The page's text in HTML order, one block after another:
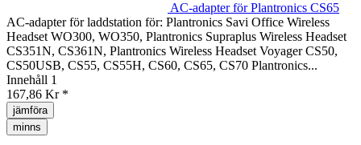
AC-adapter för Plantronics CS65
AC-adapter för laddstation för: Plantronics Savi Office Wireless
Headset WO300, WO350, Plantronics Supraplus Wireless Headset
CS351N, CS361N, Plantronics Wireless Headset Voyager CS50,
CS50USB, CS55, CS55H, CS60, CS65, CS70 Plantronics...
Innehåll 1
167,86 Kr *
jämföra
minns